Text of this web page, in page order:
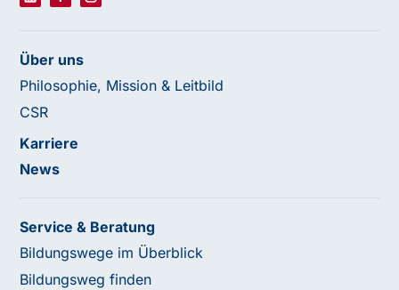
Über uns
Philosophie, Mission & Leitbild
CSR
Karriere
News
Service & Beratung
Bildungswege im Überblick
Bildungsweg finden